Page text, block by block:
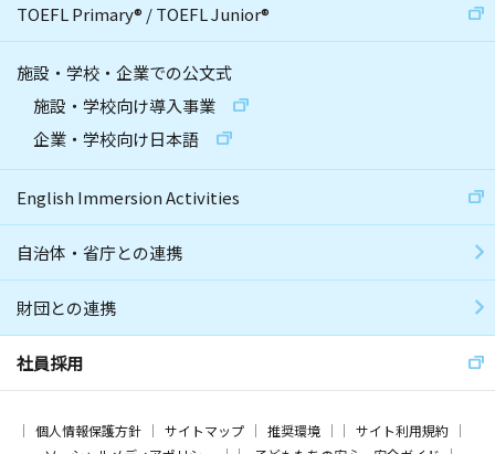
TOEFL Primary® /TOEFL Junior®
施設・学校・企業での公文式
施設・学校向け導入事業
企業・学校向け日本語
English Immersion Activities
自治体・省庁との連携
財団との連携
社員採用
個人情報保護方針 サイトマップ 推奨環境
サイト利用規約